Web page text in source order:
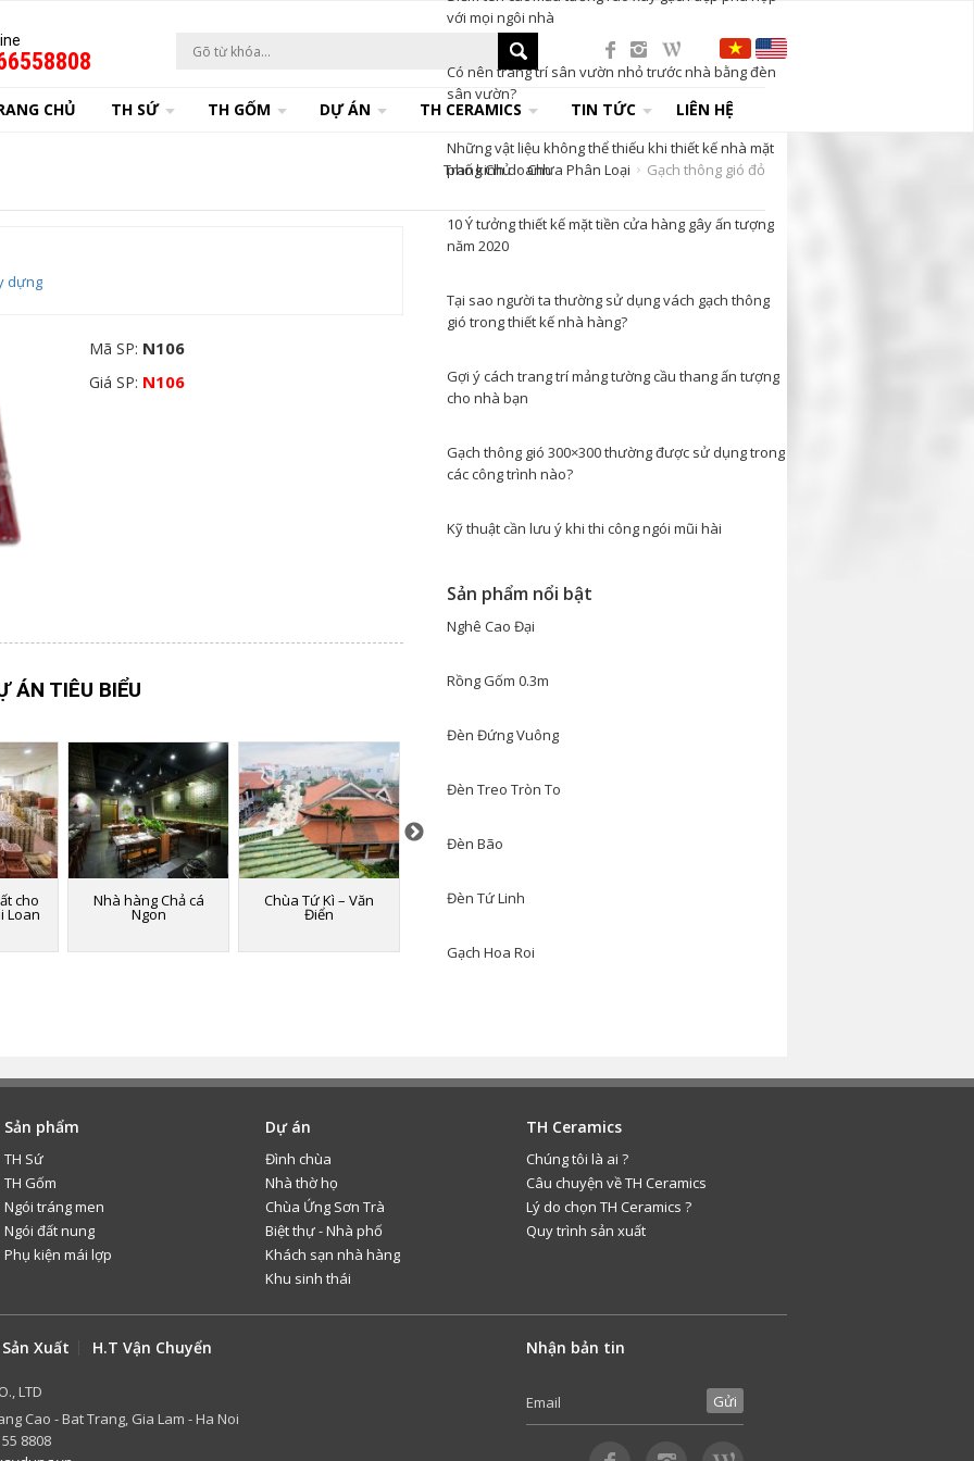
CHỦ TH SỨ TH GỐM DỰ ÁN TH CERAMICS TIN TỨC LIÊN HỆ
Trang Chủ Chưa Phân Loại Gạch thông gió đỏ
dựng
Mã SP: N106
Giá SP: N106
ÁN TIÊU BIỂU
cho
Loan
Nhà hàng Chả cá
Ngon
Chùa Tứ Kì – Văn
Điển
Nhà hàng sân vườn
với mọi ngôi nhà
Có nên trang trí sân vườn nhỏ trước nhà bằng đèn
sân vườn?
Những vật liệu không thể thiếu khi thiết kế nhà mặt
phố kinh doanh
10 Ý tưởng thiết kế mặt tiền cửa hàng gây ấn tượng
năm 2020
Tại sao người ta thường sử dụng vách gạch thông
gió trong thiết kế nhà hàng?
Gợi ý cách trang trí mảng tường cầu thang ấn tượng
cho nhà bạn
Gạch thông gió 300×300 thường được sử dụng trong
các công trình nào?
Kỹ thuật cần lưu ý khi thi công ngói mũi hài
Sản phẩm nổi bật
Nghê Cao Đại
Rồng Gốm 0.3m
Đèn Đứng Vuông
Đèn Treo Tròn To
Đèn Bão
Đèn Tứ Linh
Gạch Hoa Roi
Sản phẩm
TH Sứ
TH Gốm
Ngói tráng men
Ngói đất nung
Phụ kiện mái lợp
Dự án
Đình chùa
Nhà thờ họ
Chùa Ứng Sơn Trà
Biệt thự - Nhà phố
Khách sạn nhà hàng
Khu sinh thái
TH Ceramics
Chúng tôi là ai ?
Câu chuyện về TH Ceramics
Lý do chọn TH Ceramics ?
Quy trình sản xuất
Xuất H.T Vận Chuyển
LTD
Cao - Bat Trang, Gia Lam - Ha Noi
8808
Nhận bản tin